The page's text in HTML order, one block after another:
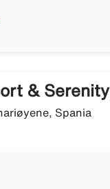
& Serenity
Spania